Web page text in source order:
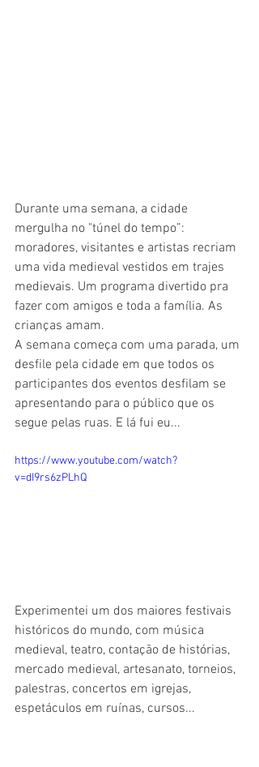
Durante uma semana, a cidade
mergulha no "túnel do tempo”:
moradores, visitantes e artistas recriam
uma vida medieval vestidos em trajes
medievais. Um programa divertido pra
fazer com amigos e toda a família. As
crianças amam.
A semana começa com uma parada, um
desfile pela cidade em que todos os
participantes dos eventos desfilam se
apresentando para o público que os
segue pelas ruas. E lá fui eu...
https://www.youtube.com/watch?
v=dI9rs6zPLhQ
Experimentei um dos maiores festivais
históricos do mundo, com música
medieval, teatro, contação de histórias,
mercado medieval, artesanato, torneios,
palestras, concertos em igrejas,
espetáculos em ruínas, cursos...